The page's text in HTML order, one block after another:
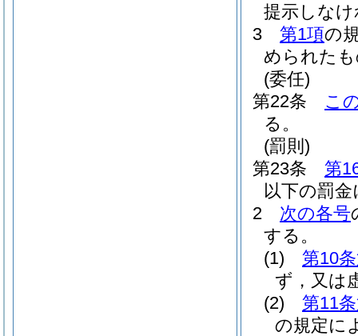
提示しな
3
第1項の
められた
(委任)
第22条
こ
る。
(罰則)
第23条
第
以下の罰
2
次の各号
する。
(1)
第10
ず，又は
(2)
第11
の規定に